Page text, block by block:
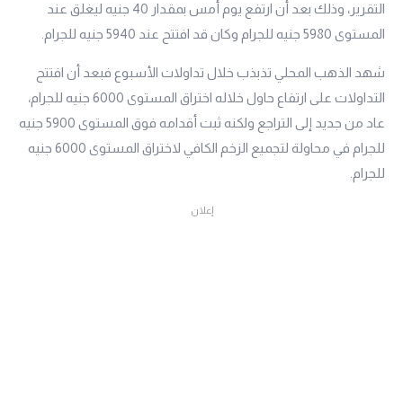
التقرير، وذلك بعد أن ارتفع يوم أمس بمقدار 40 جنيه ليغلق عند
المستوى 5980 جنيه للجرام وكان قد افتتح عند 5940 جنيه للجرام.
شهد الذهب المحلي تذبذب خلال تداولات الأسبوع فبعد أن افتتح
التداولات على ارتفاع حاول خلاله اختراق المستوى 6000 جنيه للجرام،
عاد من جديد إلى التراجع ولكنه ثبت أقدامه فوق المستوى 5900 جنيه
للجرام في محاولة لتجميع الزخم الكافي لاختراق المستوى 6000 جنيه
للجرام.
إعلان